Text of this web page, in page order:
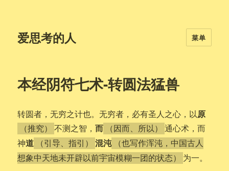
爱思考的人 菜单
本经阴符七术-转圆法猛兽
转圆者，无穷之计也。无穷者，必有圣人之心，以原
（推究） 不测之智，而 （因而、所以）
通心术，而
神道 （引导、指引） 混沌
（也写作浑沌，中国古人
想象中天地未开辟以前宇宙模糊一团的状态）
为一。